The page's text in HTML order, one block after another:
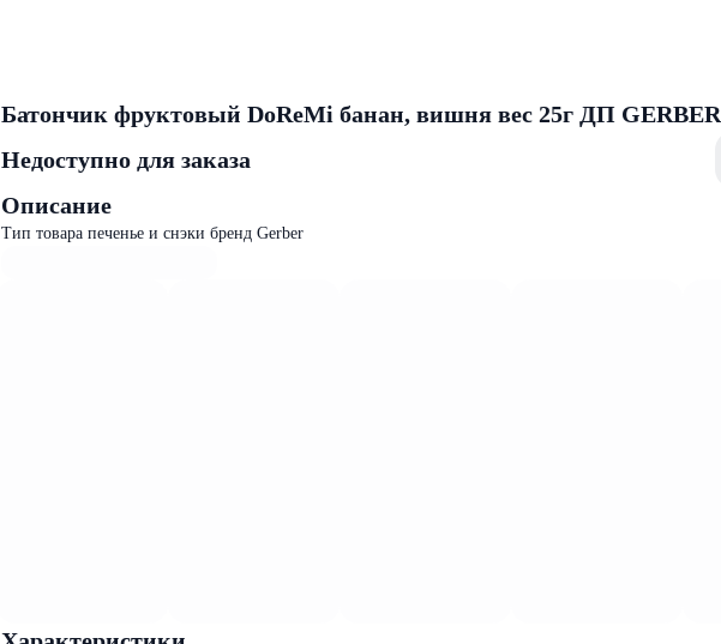
Батончик фруктовый DoReMi банан, вишня вес 25г ДП GERBER
Недоступно для заказа
Описание
Тип товара печенье и снэки бренд Gerber